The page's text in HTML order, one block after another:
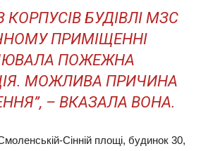
КОРПУСІВ БУДІВЛІ МЗС
ПРИМІЩЕННІ
ПОЖЕЖНА
МОЖЛИВА ПРИЧИНА
– ВКАЗАЛА ВОНА.
Сінній площі, будинок 30,